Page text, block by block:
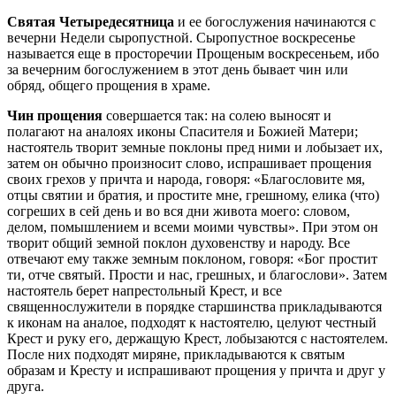
Святая Четыредесятница и ее богослужения начинаются с
вечерни Недели сыропустной. Сыропустное воскресенье
называется еще в просторечии Прощеным воскресеньем, ибо
за вечерним богослужением в этот день бывает чин или
обряд, общего прощения в храме.
Чин прощения совершается так: на солею выносят и
полагают на аналоях иконы Спасителя и Божией Матери;
настоятель творит земные поклоны пред ними и лобызает их,
затем он обычно произносит слово, испрашивает прощения
своих грехов у причта и народа, говоря: «Благословите мя,
отцы святии и братия, и простите мне, грешному, елика (что)
согреших в сей день и во вся дни живота моего: словом,
делом, помышлением и всеми моими чувствы». При этом он
творит общий земной поклон духовенству и народу. Все
отвечают ему также земным поклоном, говоря: «Бог простит
ти, отче святый. Прости и нас, грешных, и благослови». Затем
настоятель берет напрестольный Крест, и все
священнослужители в порядке старшинства прикладываются
к иконам на аналое, подходят к настоятелю, целуют честный
Крест и руку его, держащую Крест, лобызаются с настоятелем.
После них подходят миряне, прикладываются к святым
образам и Кресту и испрашивают прощения у причта и друг у
друга.